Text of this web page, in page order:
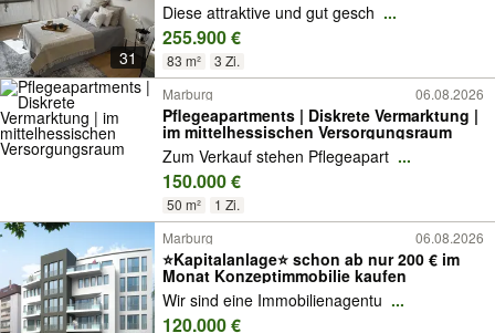
31
Diese attraktive und gut gesch ...
255.900 €
83 m²
3 Zi.
Marburg
06.08.2026
Pflegeapartments | Diskrete Vermarktung |
im mittelhessischen Versorgungsraum
Zum Verkauf stehen Pflegeapart ...
150.000 €
50 m² 1 Zi.
Marburg 06.08.2026
⭐Kapitalanlage⭐ schon ab nur 200 € im
Monat Konzeptimmobilie kaufen
Wir sind eine Immobilienagentu ...
120.000 €